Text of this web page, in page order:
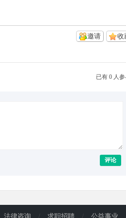
收
邀请
已有 0 人
评论
法律咨询 / 求职招聘 / 公益事业